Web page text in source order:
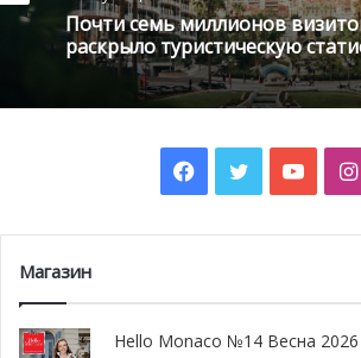
аренды на Лазурном Берегу)
Погреб/ гараж
Почти семь миллионов
раскрыло туристическую
Facebook
Twitter
Магазин
Hello Monaco №14 Весна 2026